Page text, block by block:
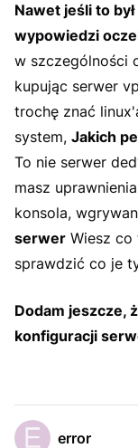
Nawet jeśli to
wypowiedzi
w szczególności
kupując serwer
trochę znać
system, Jakich
To nie serwer
masz
konsola,
serwer Wiesz
sprawdzić co je
Dodam jeszcze,
konfiguracji
error